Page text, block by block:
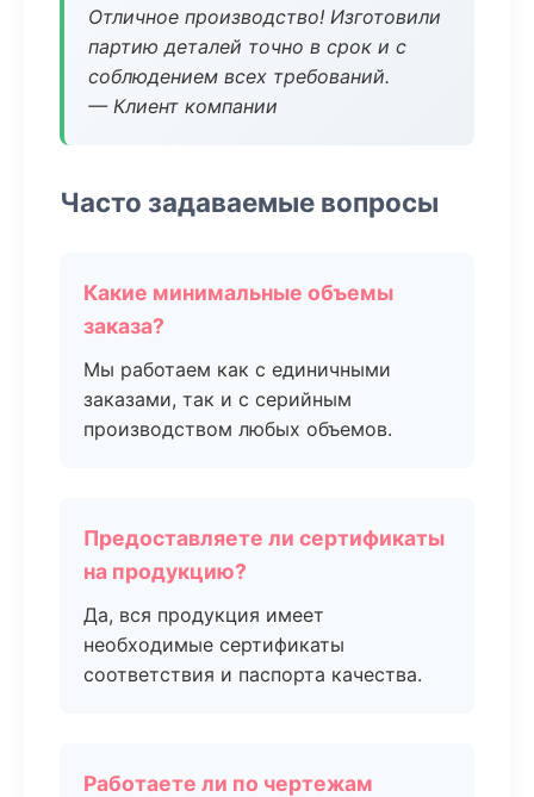
Отличное производство! Изготовили
партию деталей точно в срок и с
соблюдением всех требований.
— Клиент компании
Часто задаваемые вопросы
Какие минимальные объемы
заказа?
Мы работаем как с единичными
заказами, так и с серийным
производством любых объемов.
Предоставляете ли сертификаты
на продукцию?
Да, вся продукция имеет
необходимые сертификаты
соответствия и паспорта качества.
Работаете ли по чертежам